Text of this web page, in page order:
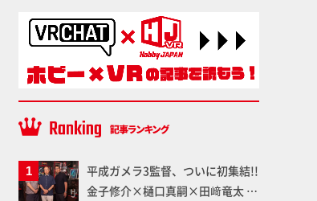
塗料
平成ガメラ3監督、ついに初集結!!
金子修介×樋口真嗣×田﨑竜太 4